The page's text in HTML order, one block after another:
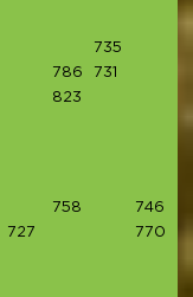
735
786 731
823
758 746
727 770